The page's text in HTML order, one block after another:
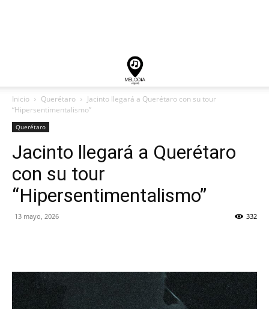
Inicio Querétaro
Jacinto llegará a Querétaro con su tour
“Hipersentimentalismo”
Querétaro
Jacinto llegará a Querétaro
con su tour
“Hipersentimentalismo”
13 mayo, 2026 332